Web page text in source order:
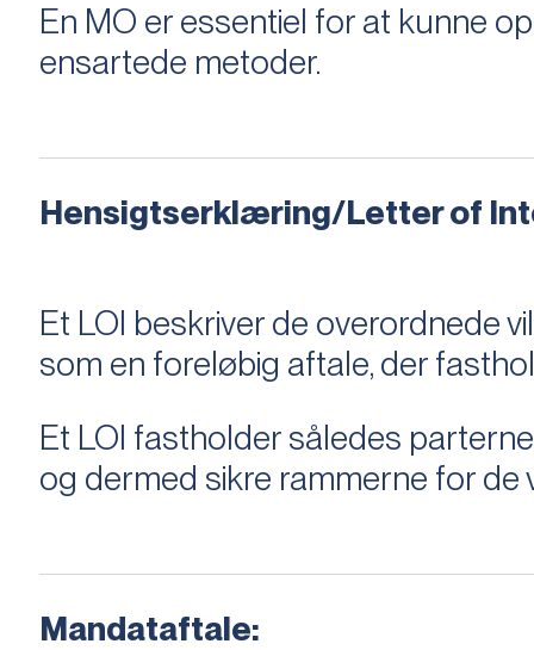
En MO er essentiel for at kunne
ensartede metoder.
Hensigtserklæring/Letter of
Et LOI beskriver de overordnede
som en foreløbig aftale, der
Et LOI fastholder således
og dermed sikre rammerne for de
Mandataftale: